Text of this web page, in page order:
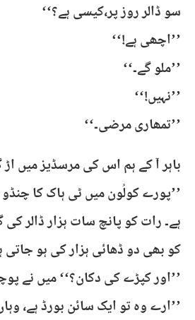
سو ڈالر روز پر،کیسی ہے؟‘‘
’’اچھی ہے!‘‘
’’ملو گے۔‘‘
’’نہیں!‘‘
’’تمھاری مرضی۔‘‘
باہر آ کے ہم اس کی مرسڈیز میں اڑ
’’پورے کولُون میں ٹی ہاک کا
ہے۔ رات کو پانچ سات ہزار ڈالر
کو بھی دو ڈھائی ہزار کی ہو جاتی
’’اور کپڑے کی دکان؟‘‘ میں نے
’’ارے وہ تو ایک سائن بورڈ ہے،